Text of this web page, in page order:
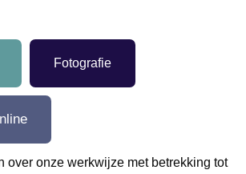
Fotografie
over onze werkwijze met betrekking tot